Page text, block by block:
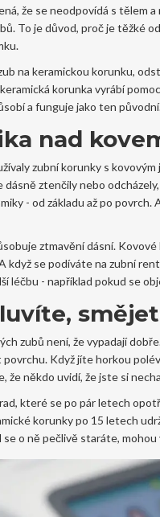
že se neodpovídá s tělem
To je důvod, proč je těžké
na keramickou korunku,
korunka vyrábí
a funguje jako ten
nad
zubní korunky s
dásně ztenčily nebo
- od základu až po
ztmavění dásní.
když se podíváte na zubní
léčbu - například pokud se
zubů není, že vypadají
Když jíte horkou
že někdo uvidí, že jste si
které se po pár letech
korunky po 15 letech
o ně pečlivě staráte, mohou